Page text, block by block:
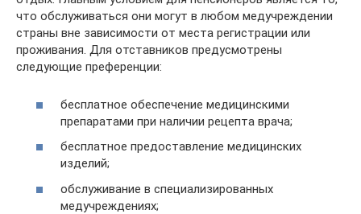
что обслуживаться они могут в любом медучреждении
страны вне зависимости от места регистрации или
проживания. Для отставников предусмотрены
следующие преференции:
бесплатное обеспечение медицинскими
препаратами при наличии рецепта врача;
бесплатное предоставление медицинских
изделий;
обслуживание в специализированных
медучреждениях;